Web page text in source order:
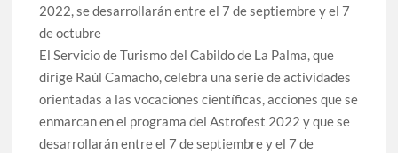
Víctor González destaca el papel del deporte como
dinamizador de Los Llanos de Aridane
David Ruiz rechaza las críticas de Nueva Canarias y
defiende que Tazacorte “avanza y cumple objetivos”
La Palma impulsa la inserción laboral de mujeres víctimas
de violencia de género con el apoyo empresarial
2022, se desarrollarán entre el 7 de septiembre y el 7
de octubre
El Servicio de Turismo del Cabildo de La Palma, que
dirige Raúl Camacho, celebra una serie de actividades
orientadas a las vocaciones científicas, acciones que se
enmarcan en el programa del Astrofest 2022 y que se
desarrollarán entre el 7 de septiembre y el 7 de